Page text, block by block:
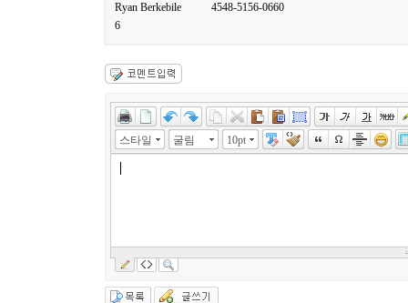
Ryan Berkebile
4548-5156-0660
6
스타일 굴림 10pt